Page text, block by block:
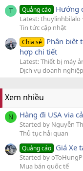
T Quảng cáo Hướng
Latest: thuylinhbilalo
Tin tức cập nhật
Chia sẻ Phân biệt
hợp chi tiết
Latest: Thiết bị máy
Dịch vụ doanh
Xem nhiều
N Hàng đi USA via
Started by Nguyễn
Thủ tục hải quan
Quảng cáo Giá Xe
Started by
Mua bán quốc tế